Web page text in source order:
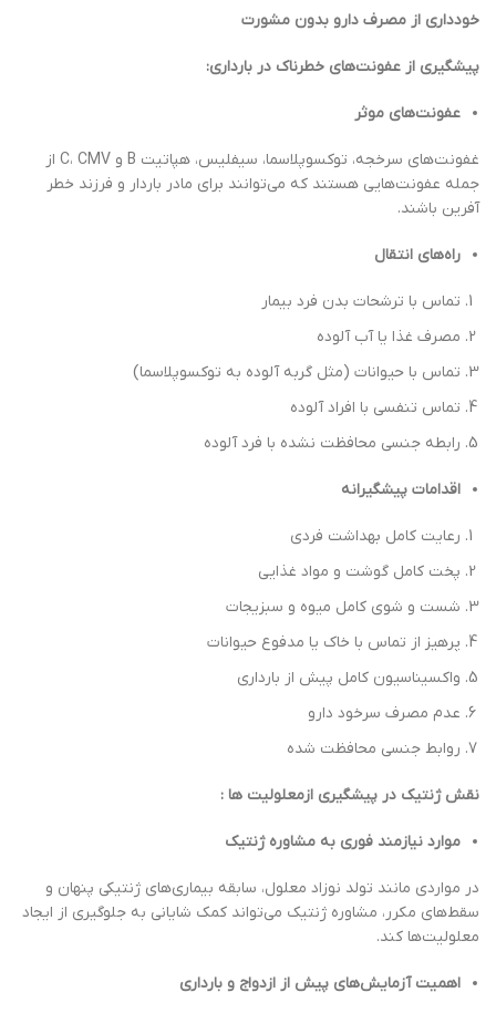
خودداری از مصرف دارو بدون مشورت
پیشگیری از عفونت‌های خطرناک در بارداری:
عفونت‌های موثر
غفونت‌های سرخجه، توکسوپلاسما، سیفلیس، هپاتیت B و C، CMV از
جمله عفونت‌هایی هستند که می‌توانند برای مادر باردار و فرزند خطر
آفرین باشند.
راه‌های انتقال
تماس با ترشحات بدن فرد بیمار
مصرف غذا یا آب آلوده
تماس با حیوانات (مثل گربه آلوده به توکسوپلاسما)
تماس تنفسی با افراد آلوده
رابطه جنسی محافظت نشده با فرد آلوده
اقدامات پیشگیرانه
رعایت کامل بهداشت فردی
پخت کامل گوشت و مواد غذایی
شست و شوی کامل میوه و سبزیجات
پرهیز از تماس با خاک یا مدفوع حیوانات
واکسیناسیون کامل پیش از بارداری
عدم مصرف سرخود دارو
روابط جنسی محافظت شده
نقش ژنتیک در پیشگیری ازمعلولیت ها :
موارد نیازمند فوری به مشاوره ژنتیک
در مواردی مانند تولد نوزاد معلول، سابقه بیماری‌های ژنتیکی پنهان و
سقط‌های مکرر، مشاوره ژنتیک می‌تواند کمک شایانی به جلوگیری از ایجاد
معلولیت‌ها کند.
اهمیت آزمایش‌های پیش از ازدواج و بارداری